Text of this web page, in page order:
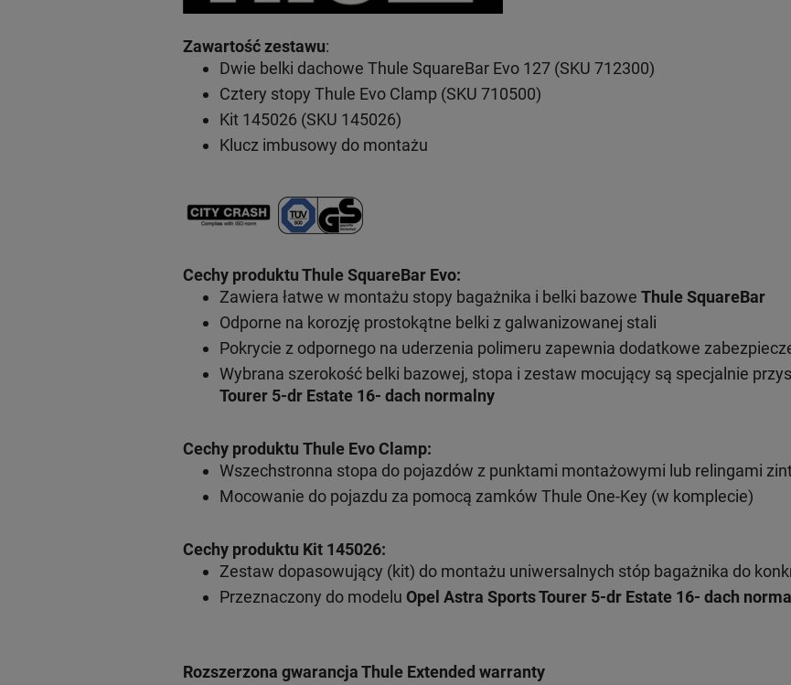
Zawartość zestawu:
Dwie belki dachowe Thule SquareBar Evo 127 (SKU 712300)
Cztery stopy Thule Evo Clamp (SKU 710500)
Kit 145026 (SKU 145026)
Klucz imbusowy do montażu
Cechy produktu Thule SquareBar Evo:
Zawiera łatwe w montażu stopy bagażnika i belki bazowe Thule SquareBar
Odporne na korozję prostokątne belki z galwanizowanej stali
Pokrycie z odpornego na uderzenia polimeru zapewnia dodatkowe
Wybrana szerokość belki bazowej, stopa i zestaw mocujący są specjalnie
Tourer 5-dr Estate 16- dach normalny
Cechy produktu Thule Evo Clamp:
Wszechstronna stopa do pojazdów z punktami montażowymi lub relingami
Mocowanie do pojazdu za pomocą zamków Thule One-Key (w komplecie)
Cechy produktu Kit 145026:
Zestaw dopasowujący (kit) do montażu uniwersalnych stóp bagażnika do
Przeznaczony do modelu Opel Astra Sports Tourer 5-dr Estate 16- dach
Rozszerzona gwarancja Thule Extended warranty